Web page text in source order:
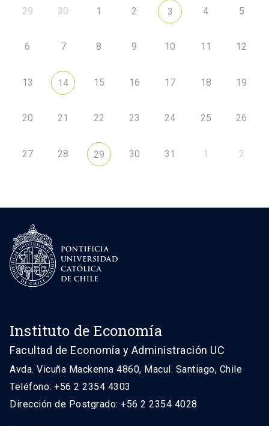
29 30 1 2 3 4 5
6 7 8 9 10 11 12
13 14 15 16 17 18 19
20 21 22 23 24 25 26
27 28 29 30 31 1 2
Instituto de Economía
Facultad de Economía y Administración UC
Avda. Vicuña Mackenna 4860, Macul. Santiago, Chile
Teléfono: +56 2 2354 4303
Dirección de Postgrado: +56 2 2354 4028